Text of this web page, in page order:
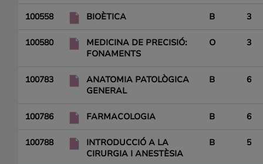
100558 BIOÈTICA B 3
100580
MEDICINA DE PRECISIÓ:
FONAMENTS
O 3
100783
ANATOMIA PATOLÒGICA
GENERAL
B 6
100786 FARMACOLOGIA B 6
100788
INTRODUCCIÓ A LA
CIRURGIA I ANESTÈSIA
B 5